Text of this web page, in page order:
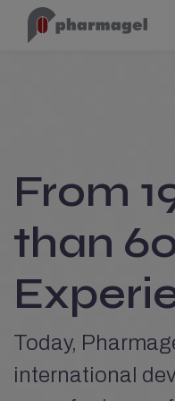
From
than
Today,
international